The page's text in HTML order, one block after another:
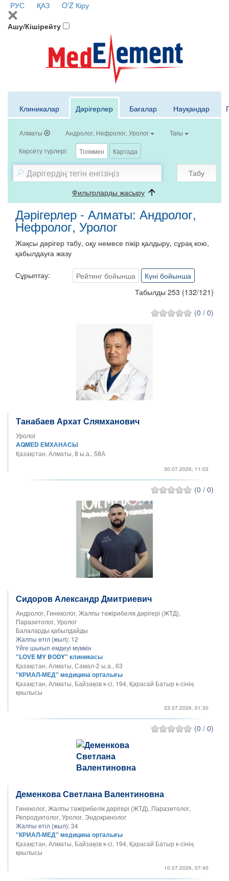
РУС ҚАЗ O'Z Кіру
Ашу/Кішірейту
Клиникалар Дәрігерлер Бағалар Науқандар
Алматы Андролог, Нефролог, Уролог Тағы
Көрсету түрлері: Тізіммен Картада
Табу
Фильтрларды жасыру
Дәрігерлер - Алматы: Андролог,
Нефролог, Уролог
Жақсы дәрігер табу, оқу немесе пікір қалдыру, сұрақ кою,
қабылдауға жазу
Сұрыптау: Рейтинг бойынша
Күні бойынша
Табылды 253 (132/121)
(0 / 0)
Танабаев Архат Слямханович
Уролог
AQMED ЕМХАНАСЫ
Қазақстан, Алматы, 8 ы.а., 58А
30.07.2026, 11:03
(0 / 0)
Сидоров Александр Дмитриевич
Андролог, Гинеколог, Жалпы тәжірибелік дәрігері (ЖТД),
Паразитолог, Уролог
Балаларды қабылдайды
Жалпы өтіл (жыл): 12
Үйге шығып емдеуі мүмкін
"LOVE MY BODY" клиникасы
Қазақстан, Алматы, Самал-2 ы.а., 63
"КРИАЛ-МЕД" медицина орталығы
Қазақстан, Алматы, Байзақов к-сі, 194, Қарасай Батыр к-сінің
қиылысы
23.07.2026, 01:30
(0 / 0)
Деменкова Светлана Валентиновна
Гинеколог, Жалпы тәжірибелік дәрігері (ЖТД), Паразитолог,
Репродуктолог, Уролог, Эндокринолог
Жалпы өтіл (жыл):34
"КРИАЛ-МЕД" медицина орталығы
Қазақстан, Алматы, Байзақов к-сі, 194, Қарасай Батыр к-сінің
қиылысы
10.07.2026, 07:40